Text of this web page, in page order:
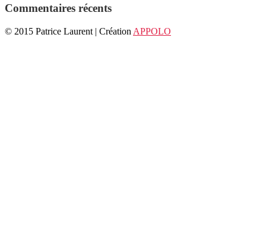
Commentaires récents
© 2015 Patrice Laurent | Création APPOLO